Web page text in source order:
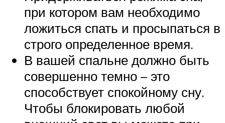
при котором вам необходимо
ложиться спать и просыпаться в
строго определенное время.
В вашей спальне должно быть
совершенно темно – это
способствует спокойному сну.
Чтобы блокировать любой